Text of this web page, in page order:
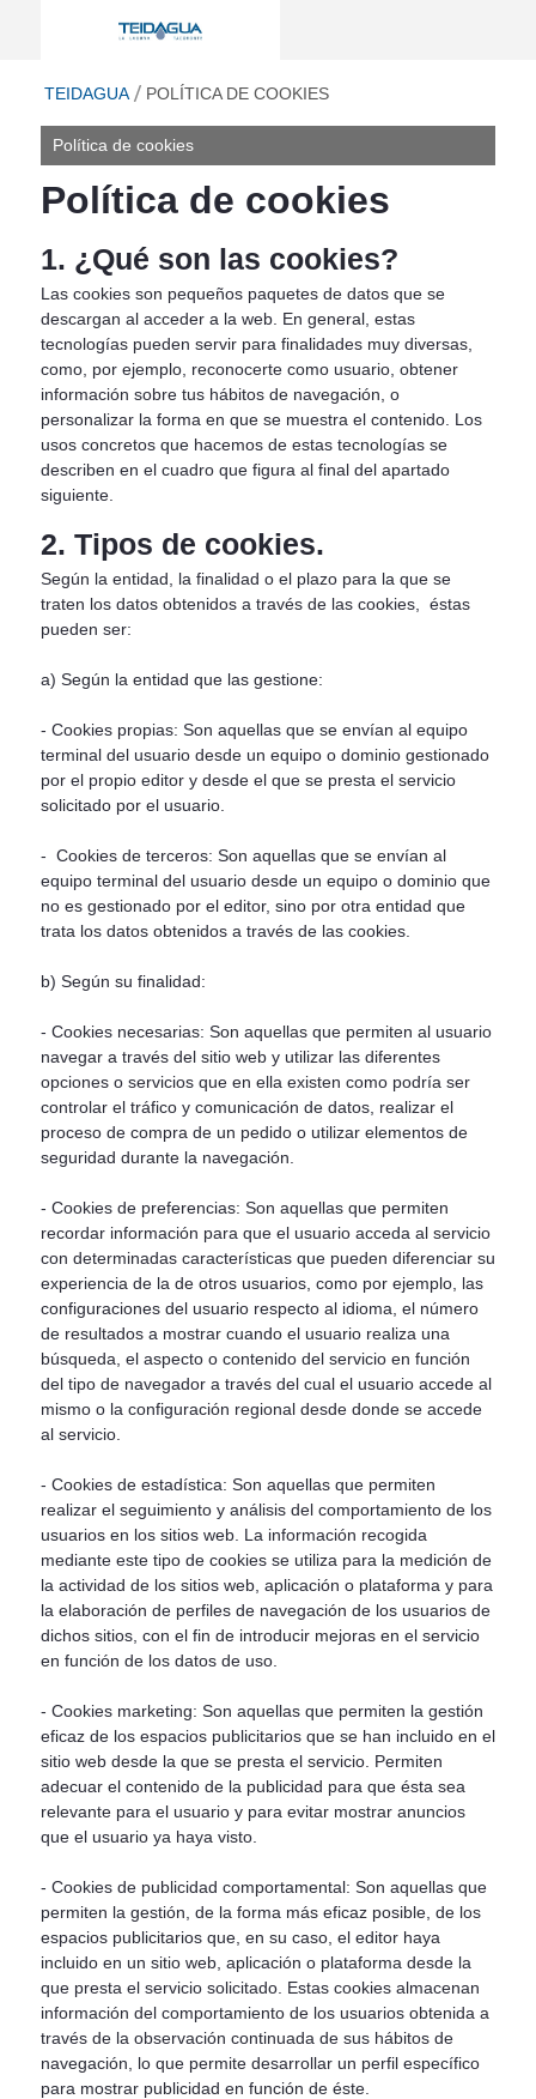
Política de cookies - Teidagua
TEIDAGUA POLÍTICA DE COOKIES
Política de cookies
Política de cookies
1. ¿Qué son las cookies?
Las cookies son pequeños paquetes de datos que se
descargan al acceder a la web. En general, estas
tecnologías pueden servir para finalidades muy diversas,
como, por ejemplo, reconocerte como usuario, obtener
información sobre tus hábitos de navegación, o
personalizar la forma en que se muestra el contenido. Los
usos concretos que hacemos de estas tecnologías se
describen en el cuadro que figura al final del apartado
siguiente.
2. Tipos de cookies.
Según la entidad, la finalidad o el plazo para la que se
traten los datos obtenidos a través de las cookies, éstas
pueden ser:
a) Según la entidad que las gestione:
- Cookies propias: Son aquellas que se envían al equipo
terminal del usuario desde un equipo o dominio gestionado
por el propio editor y desde el que se presta el servicio
solicitado por el usuario.
- Cookies de terceros: Son aquellas que se envían al
equipo terminal del usuario desde un equipo o dominio que
no es gestionado por el editor, sino por otra entidad que
trata los datos obtenidos a través de las cookies.
b) Según su finalidad:
- Cookies necesarias: Son aquellas que permiten al usuario
navegar a través del sitio web y utilizar las diferentes
opciones o servicios que en ella existen como podría ser
controlar el tráfico y comunicación de datos, realizar el
proceso de compra de un pedido o utilizar elementos de
seguridad durante la navegación.
- Cookies de preferencias: Son aquellas que permiten
recordar información para que el usuario acceda al servicio
con determinadas características que pueden diferenciar su
experiencia de la de otros usuarios, como por ejemplo, las
configuraciones del usuario respecto al idioma, el número
de resultados a mostrar cuando el usuario realiza una
búsqueda, el aspecto o contenido del servicio en función
del tipo de navegador a través del cual el usuario accede al
mismo o la configuración regional desde donde se accede
al servicio.
- Cookies de estadística: Son aquellas que permiten
realizar el seguimiento y análisis del comportamiento de los
usuarios en los sitios web. La información recogida
mediante este tipo de cookies se utiliza para la medición de
la actividad de los sitios web, aplicación o plataforma y para
la elaboración de perfiles de navegación de los usuarios de
dichos sitios, con el fin de introducir mejoras en el servicio
en función de los datos de uso.
- Cookies marketing: Son aquellas que permiten la gestión
eficaz de los espacios publicitarios que se han incluido en el
sitio web desde la que se presta el servicio. Permiten
adecuar el contenido de la publicidad para que ésta sea
relevante para el usuario y para evitar mostrar anuncios
que el usuario ya haya visto.
- Cookies de publicidad comportamental: Son aquellas que
permiten la gestión, de la forma más eficaz posible, de los
espacios publicitarios que, en su caso, el editor haya
incluido en un sitio web, aplicación o plataforma desde la
que presta el servicio solicitado. Estas cookies almacenan
información del comportamiento de los usuarios obtenida a
través de la observación continuada de sus hábitos de
navegación, lo que permite desarrollar un perfil específico
para mostrar publicidad en función de éste.